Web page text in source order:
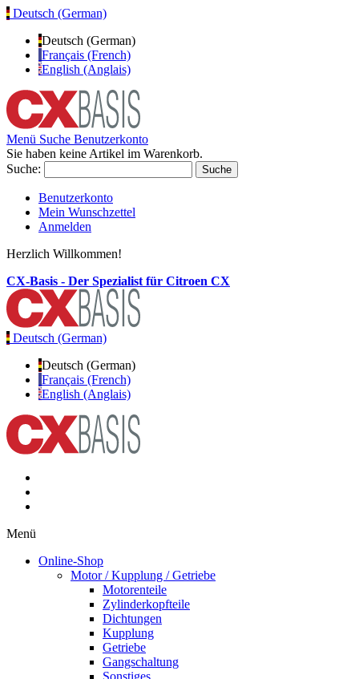
Deutsch (German)
Deutsch (German)
Français (French)
English (Anglais)
Menü Suche Benutzerkonto
Sie haben keine Artikel im Warenkorb.
Suche:
Suche
Benutzerkonto
Mein Wunschzettel
Anmelden
Herzlich Willkommen!
CX-Basis - Der Spezialist für Citroen CX
Deutsch (German)
Deutsch (German)
Français (French)
English (Anglais)
Menü
Online-Shop
Motor / Kupplung / Getriebe
Motorenteile
Zylinderkopfteile
Dichtungen
Kupplung
Getriebe
Gangschaltung
Sonstiges